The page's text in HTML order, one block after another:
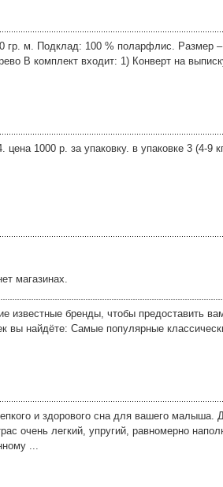
гр. м. Подклад: 100 % поларфлис. Размер
В комплект входит: 1) Конверт на
1000 р. за упаковку. в упаковке 3 (4-9
магазинах.
известные бренды, чтобы предоставить
вы найдёте: Самые популярные
и здорового сна для вашего малыша.
очень легкий, упругий, равномерно
...